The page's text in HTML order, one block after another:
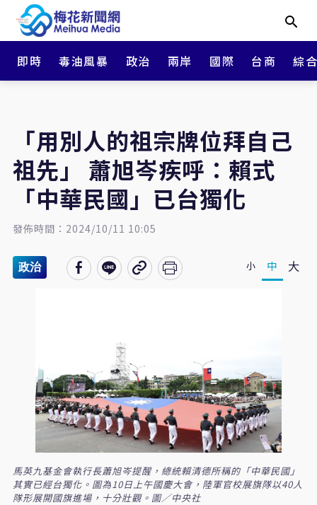
即時 毒油風暴 政治 兩岸 國際 台商 綜
「用別人的祖宗牌位拜自己
祖先」 蕭旭岑疾呼：賴式
「中華民國」已台獨化
發佈時間：2024/10/11 10:05
政治 小 中 大
馬英九基金會執行長蕭旭岑提醒，總統賴清德所稱的「中華民國」
其實已經台獨化。圖為10日上午國慶大會，陸軍官校展旗隊以40人
隊形展開國旗進場，十分壯觀。圖／中央社